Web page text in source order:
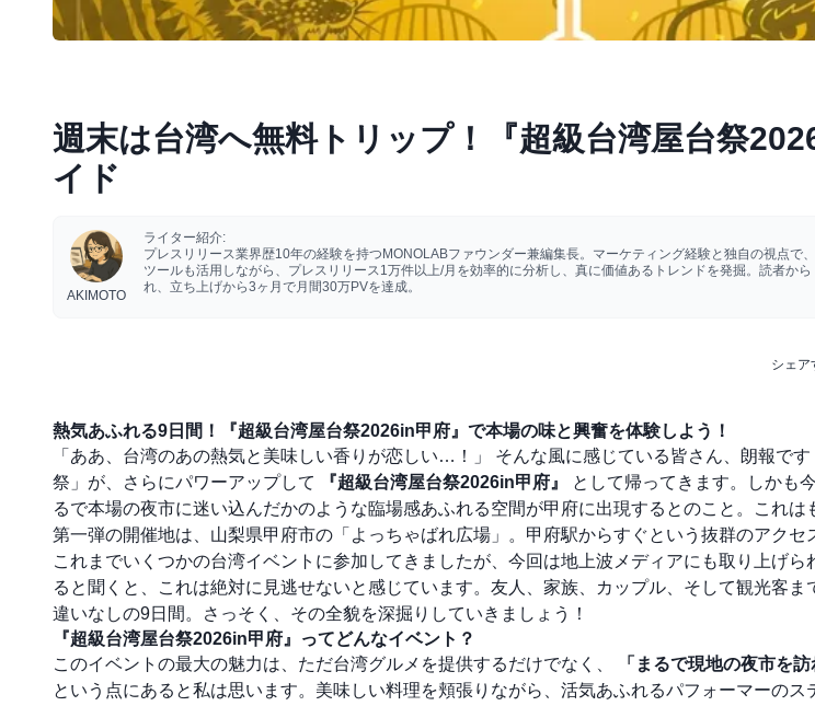
週末は台湾へ無料トリップ！『超級台湾屋台祭
イド
AKIMOTO
ライター紹介:
プレスリリース業界歴10年の経験を持つMONOLABファウンダー兼編集長。マーケティング経験と独自の視点で
ツールも活用しながら、プレスリリース1万件以上/月を効率的に分析し、真に価値あるトレンドを発掘。読者か
れ、立ち上げから3ヶ月で月間30万PVを達成。
シェア
熱気あふれる9日間！『超級台湾屋台祭2026in甲府』で本場の味と興奮を体験しよう！
「ああ、台湾のあの熱気と美味しい香りが恋しい…！」 そんな風に感じている皆さん、朗報で
祭」が、さらにパワーアップして
『超級台湾屋台祭2026in甲府』
として帰ってきます。しかも
るで本場の夜市に迷い込んだかのような臨場感あふれる空間が甲府に出現するとのこと。これは
第一弾の開催地は、山梨県甲府市の「よっちゃばれ広場」。甲府駅からすぐという抜群のアクセ
これまでいくつかの台湾イベントに参加してきましたが、今回は地上波メディアにも取り上げ
ると聞くと、これは絶対に見逃せないと感じています。友人、家族、カップル、そして観光客ま
違いなしの9日間。さっそく、その全貌を深掘りしていきましょう！
『超級台湾屋台祭2026in甲府』ってどんなイベント？
このイベントの最大の魅力は、ただ台湾グルメを提供するだけでなく、
「まるで現地の夜市を
という点にあると私は思います。美味しい料理を頬張りながら、活気あふれるパフォーマーの